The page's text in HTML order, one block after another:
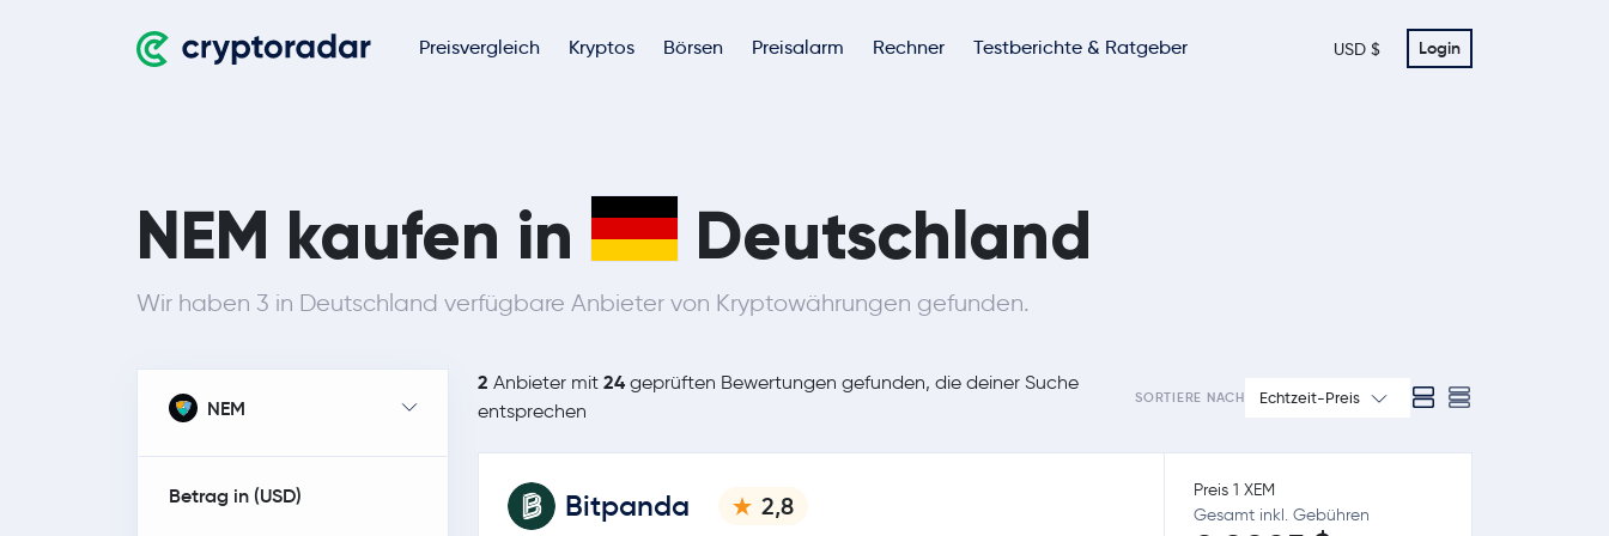
Preisvergleich Kryptos Börsen Preisalarm Rechner Testberichte & Ratgeber USD $ Login
NEM kaufen in Deutschland
Wir haben 3 in Deutschland verfügbare Anbieter von Kryptowährungen gefunden.
NEM
Betrag in (USD)
2 Anbieter mit 24 geprüften Bewertungen gefunden, die deiner Suche
entsprechen
SORTIERE NACH Echtzeit-Preis
Bitpanda 2,8
Preis 1 XEM
Gesamt inkl. Gebühren